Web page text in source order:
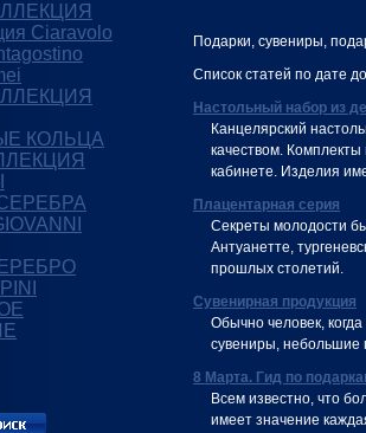
Ciaravolo
КОЛЬЦА
Подарки, сувениры,
Список статей по дате
Настольный набор из
Канцелярский
качеством.
кабинете. Изделия
Плацентарная серия
Секреты молодости
Антуанетте,
прошлых столетий.
Сувенирная продукция
Обычно человек,
сувениры, небольшие
8 Марта. Гид по
Всем известно, что
имеет значение